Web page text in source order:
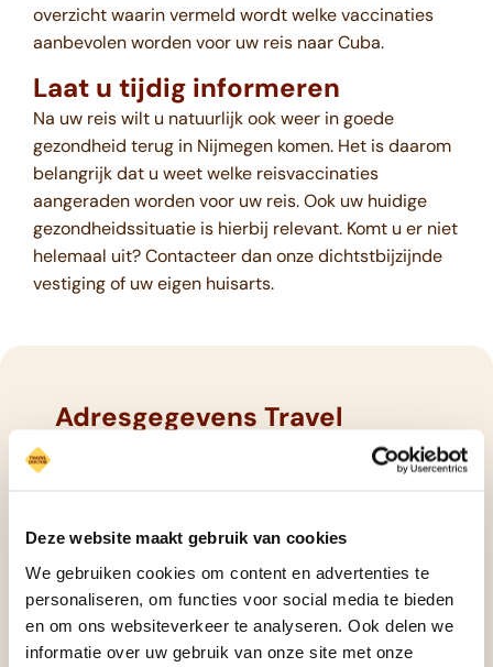
Deze website maakt gebruik van cookies
We gebruiken cookies om content en advertenties te
personaliseren, om functies voor social media te bieden
en om ons websiteverkeer te analyseren. Ook delen we
informatie over uw gebruik van onze site met onze
overzicht waarin vermeld wordt welke vaccinaties
aanbevolen worden voor uw reis naar Cuba.
Laat u tijdig informeren
Na uw reis wilt u natuurlijk ook weer in goede
gezondheid terug in Nijmegen komen. Het is daarom
belangrijk dat u weet welke reisvaccinaties
aangeraden worden voor uw reis. Ook uw huidige
gezondheidssituatie is hierbij relevant. Komt u er niet
helemaal uit? Contacteer dan onze dichtstbijzijnde
vestiging of uw eigen huisarts.
Adresgegevens Travel
Doctor voor regio Nijmegen
Travel Doctor heeft een vestiging in Winssen,
Hieronder treft u de exacte adresgegevens
voor het halen van uw reisvaccinatie.
Contacteer de betreffende vestiging voor het
maken van een afspraak of indien u nog
aanvullende vragen heeft.